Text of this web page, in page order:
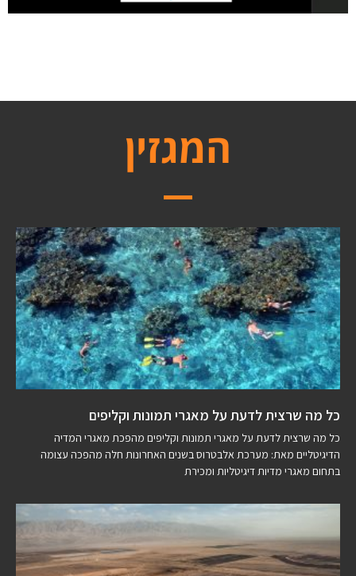
המגזין
כל מה שרצית לדעת על מאגרי תמונות וקליפים
כל מה שרצית לדעת על מאגרי תמונות וקליפים מהפכת מאגרי המדיה
הדיגיטליים מאת: מערכת אלבטרוס בשנים האחרונות חלה מהפכה עצומה
בתחום מאגרי מדיות דיגיטליות ומכירת